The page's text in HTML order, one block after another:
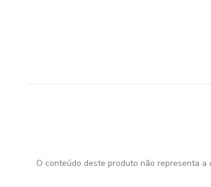
O conteúdo deste produto não representa a